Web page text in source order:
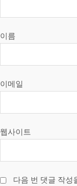
이름
이메일
웹사이트
다음 번 댓글 작성